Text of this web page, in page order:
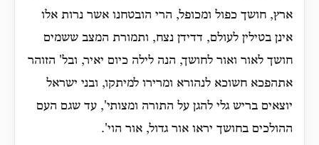
ארץ, חושך כפול ומכופל, הרי הובטחנו אשר נרות אלו
אינן בטילין לעולם, דדידן נצח, ותמורת המצב ששמים
חושך לאור ואור לחושך, הנה לילה כיום יאיר, ובל' הזוהר
אתהפכא חשוכא לנהורא ומרירו למיתקו, ובני ישראל
יוצאים בריש גלי להגן על התורה ומצותי', עד שגם העם
ההולכים בחושך יראו אור גדול, אור הוי'.